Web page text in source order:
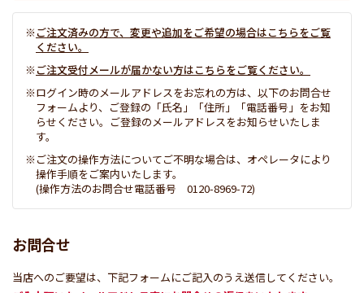
ご注文済みの方で、変更や追加をご希望の場合はこちらをご覧
ください。
ご注文受付メールが届かない方はこちらをご覧ください。
ログイン時のメールアドレスをお忘れの方は、以下のお問合せ
フォームより、ご登録の「氏名」「住所」「電話番号」をお知
らせください。ご登録のメールアドレスをお知らせいたしま
す。
ご注文の操作方法についてご不明な場合は、オペレータにより
操作手順をご案内いたします。
(操作方法のお問合せ電話番号 0120-8969-72)
お問合せ
当店へのご要望は、下記フォームにご記入のうえ送信してください。